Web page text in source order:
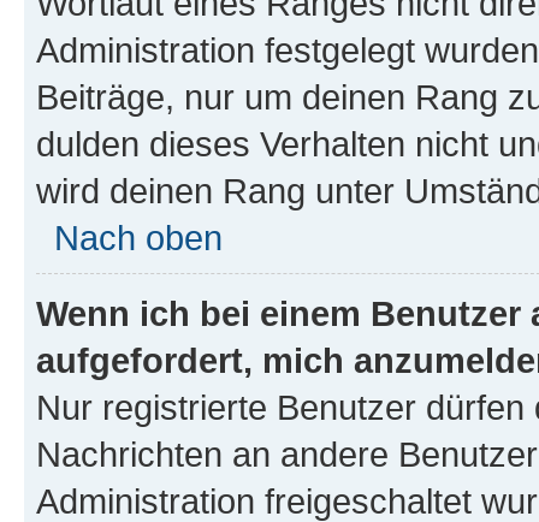
Administration festgelegt
Beiträge, nur um deinen Rang
dulden dieses Verhalten nicht
wird deinen Rang unter
Nach oben
Wenn ich bei einem
aufgefordert, mich
Nur registrierte Benutzer
Nachrichten an andere
Administration freigeschaltet